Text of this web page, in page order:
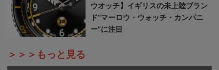
ウオッチ】イギリスの未上陸ブラン
ド“マーロウ・ウォッチ・カンパニ
ー”に注目
＞＞＞もっと見る